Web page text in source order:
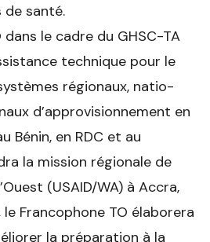
santé.
dans le cadre du GHSC-TA
technique pour le
régionaux, natio­
d’approvisionnement en
Bénin, en RDC et au
la mission régionale de
(USAID/WA) à Accra,
le Francophone TO élaborera
la préparation à la